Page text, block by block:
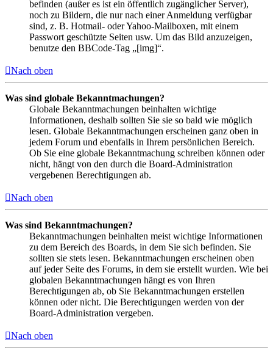
befinden (außer es ist ein öffentlich zugänglicher Server),
noch zu Bildern, die nur nach einer Anmeldung verfügbar
sind, z. B. Hotmail- oder Yahoo-Mailboxen, mit einem
Passwort geschützte Seiten usw. Um das Bild anzuzeigen,
benutze den BBCode-Tag „[img]“.
Nach oben
Was sind globale Bekanntmachungen?
Globale Bekanntmachungen beinhalten wichtige
Informationen, deshalb sollten Sie sie so bald wie möglich
lesen. Globale Bekanntmachungen erscheinen ganz oben in
jedem Forum und ebenfalls in Ihrem persönlichen Bereich.
Ob Sie eine globale Bekanntmachung schreiben können oder
nicht, hängt von den durch die Board-Administration
vergebenen Berechtigungen ab.
Nach oben
Was sind Bekanntmachungen?
Bekanntmachungen beinhalten meist wichtige Informationen
zu dem Bereich des Boards, in dem Sie sich befinden. Sie
sollten sie stets lesen. Bekanntmachungen erscheinen oben
auf jeder Seite des Forums, in dem sie erstellt wurden. Wie bei
globalen Bekanntmachungen hängt es von Ihren
Berechtigungen ab, ob Sie Bekanntmachungen erstellen
können oder nicht. Die Berechtigungen werden von der
Board-Administration vergeben.
Nach oben